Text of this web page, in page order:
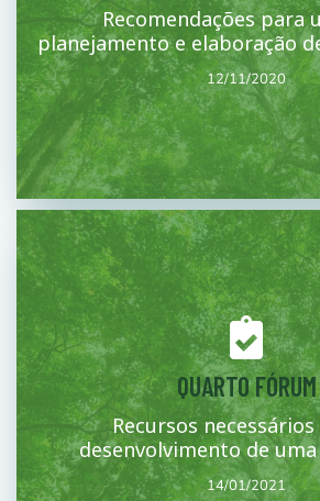
Recomendações para
planejamento e elaboração
12/11/2020
12/11/2020
Terceira sessão de trabalho da nota
abordaremos o diagnóstico climático
QUARTO FÓRUM
Recursos
desenvolvimento de
14/01/2021
14/01/2021
Quarta sessão de trabalho da nota
abordados os recursos e planejamentos
desenvolvimento da
Mais